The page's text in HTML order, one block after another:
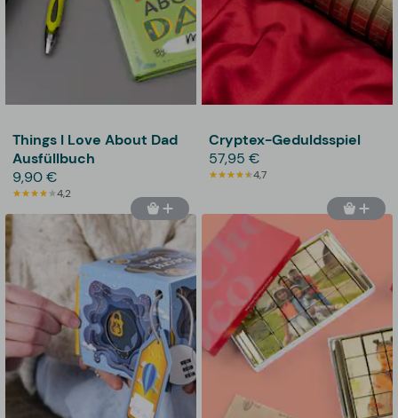
Things I Love About Dad
Ausfüllbuch
9,90 €
4,2
Cryptex-Geduldsspiel
57,95 €
4,7